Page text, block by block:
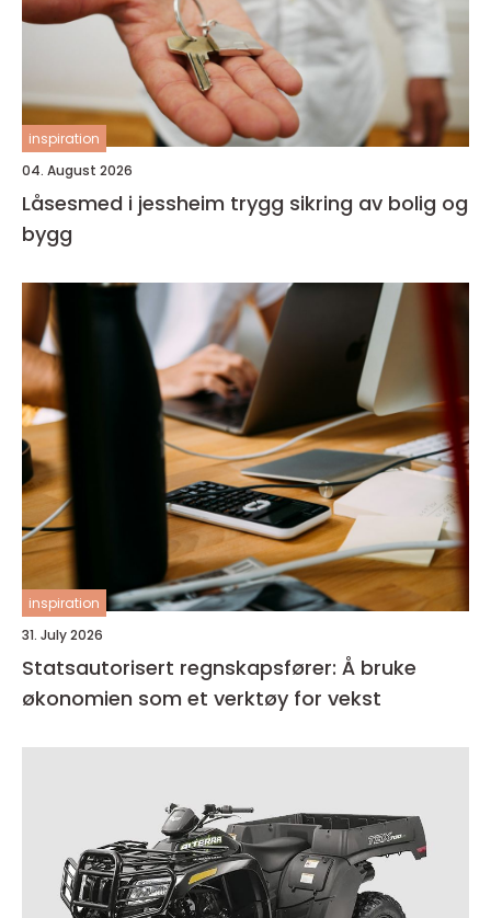
inspiration
04. August 2026
Låsesmed i jessheim trygg sikring av bolig og
bygg
inspiration
31. July 2026
Statsautorisert regnskapsfører: Å bruke
økonomien som et verktøy for vekst